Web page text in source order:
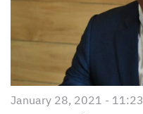
January 28, 2021 - 11:23